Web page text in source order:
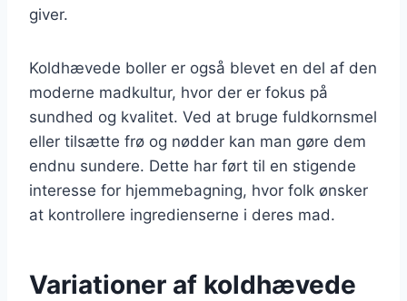
giver.
Koldhævede boller er også blevet en del af den
moderne madkultur, hvor der er fokus på
sundhed og kvalitet. Ved at bruge fuldkornsmel
eller tilsætte frø og nødder kan man gøre dem
endnu sundere. Dette har ført til en stigende
interesse for hjemmebagning, hvor folk ønsker
at kontrollere ingredienserne i deres mad.
Variationer af koldhævede